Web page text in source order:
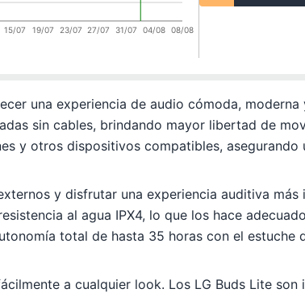
15/07 19/07 23/07 27/07 31/07 04/08 08/08
una experiencia de audio cómoda,
sin cables, brindando mayor libertad de
y otros dispositivos compatibles, asegurando
y disfrutar una experiencia auditiva
al agua IPX4, lo que los hace
total de hasta 35 horas con el estuche
a cualquier look. Los LG Buds Lite son